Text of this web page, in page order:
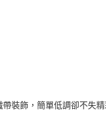
裝飾，簡單低調卻不失